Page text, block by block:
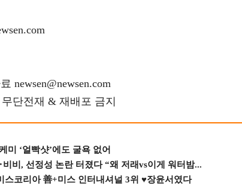
newsen@newsen.com
단전재 & 재배포 금지
미 ‘얼빡샷’에도 굴욕 없어
비, 선정성 논란 터졌다 “왜 저래vs이게 워터밤...
스코리아 善+미스 인터내셔널 3위 ♥장윤서였다